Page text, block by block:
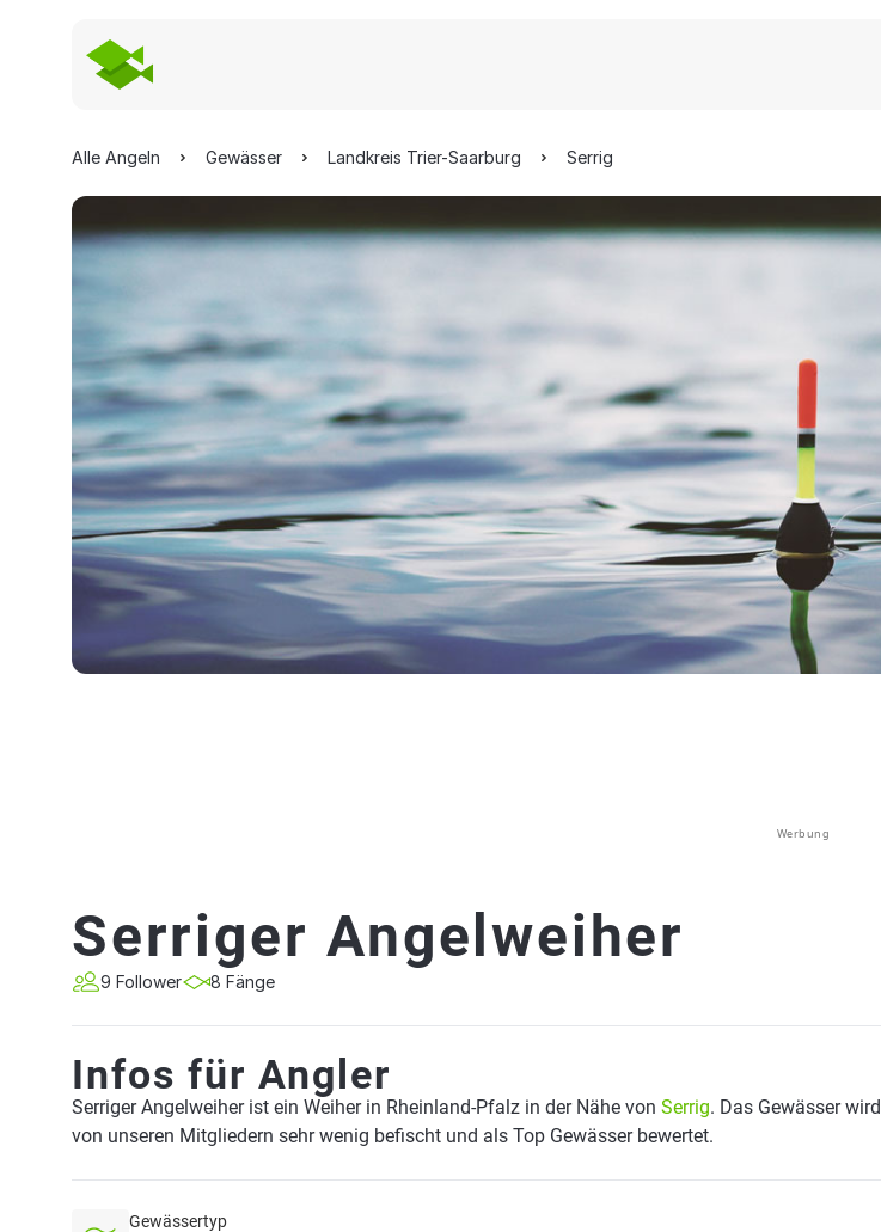
Alle Angeln Gewässer Landkreis Trier-Saarburg Serrig
Werbung
Serriger Angelweiher
9 Follower 8 Fänge
Infos für Angler
Serriger Angelweiher ist ein Weiher in Rheinland-Pfalz in der Nähe von Serrig. Das Gewässer wird
von unseren Mitgliedern sehr wenig befischt und als Top Gewässer bewertet.
Gewässertyp